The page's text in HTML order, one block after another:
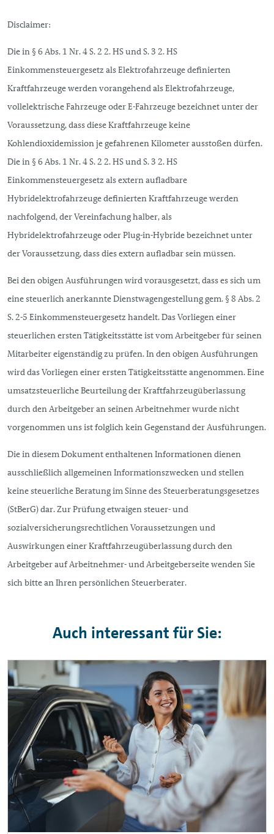
Disclaimer:
Die in § 6 Abs. 1 Nr. 4 S. 2 2. HS und S. 3 2. HS
Einkommensteuergesetz als Elektrofahrzeuge definierten
Kraftfahrzeuge werden vorangehend als Elektrofahrzeuge,
vollelektrische Fahrzeuge oder E-Fahrzeuge bezeichnet unter der
Voraussetzung, dass diese Kraftfahrzeuge keine
Kohlendioxidemission je gefahrenen Kilometer ausstoßen dürfen.
Die in § 6 Abs. 1 Nr. 4 S. 2 2. HS und S. 3 2. HS
Einkommensteuergesetz als extern aufladbare
Hybridelektrofahrzeuge definierten Kraftfahrzeuge werden
nachfolgend, der Vereinfachung halber, als
Hybridelektrofahrzeuge oderPlug-in-Hybride bezeichnet unter
der Voraussetzung, dass dies extern aufladbar sein müssen.
Bei den obigen Ausführungen wird vorausgesetzt, dass es sich um
eine steuerlich anerkannte Dienstwagengestellung gem. § 8 Abs. 2
S. 2-5 Einkommensteuergesetz handelt. Das Vorliegen einer
steuerlichen ersten Tätigkeitsstätte ist vom Arbeitgeber für seinen
Mitarbeiter eigenständig zu prüfen. In den obigen Ausführungen
wird das Vorliegen einer ersten Tätigkeitsstätte angenommen. Eine
umsatzsteuerliche Beurteilung der Kraftfahrzeugüberlassung
durch den Arbeitgeber an seinen Arbeitnehmer wurde nicht
vorgenommen uns ist folglich kein Gegenstand der Ausführungen.
Die in diesem Dokument enthaltenen Informationen dienen
ausschließlich allgemeinen Informationszwecken und stellen
keine steuerliche Beratung im Sinne des Steuerberatungsgesetzes
(StBerG) dar. Zur Prüfung etwaigen steuer- und
sozialversicherungsrechtlichen Voraussetzungen und
Auswirkungen einer Kraftfahrzeugüberlassung durch den
Arbeitgeber auf Arbeitnehmer- und Arbeitgeberseite wenden Sie
sich bitte an Ihren persönlichen Steuerberater.
Auch interessant für Sie: